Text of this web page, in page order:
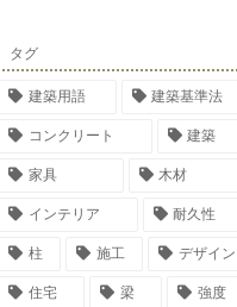
タグ
建築用語 建築基準法
コンクリート 建築
家具 木材
インテリア 耐久性
柱 施工 デザイン
住宅 梁 強度